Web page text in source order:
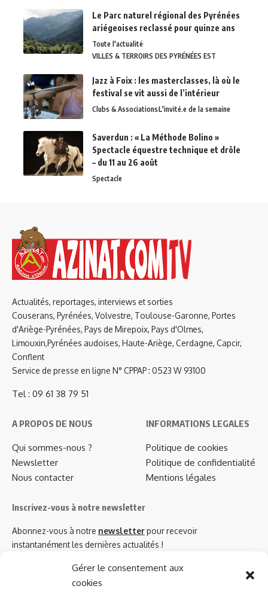
Gérer le consentement aux
cookies
Le Parc naturel régional des Pyrénées
ariégeoises reclassé pour quinze ans
Toute l'actualité
VILLES & TERROIRS DES PYRÉNÉES EST
Jazz à Foix : les masterclasses, là où le
festival se vit aussi de l’intérieur
Clubs & AssociationsL'invité.e de la semaine
Saverdun : « La Méthode Bolino »
Spectacle équestre technique et drôle
– du 11 au 26 août
Spectacle
Actualités, reportages, interviews et sorties
Couserans, Pyrénées, Volvestre, Toulouse-Garonne, Portes
d'Ariège-Pyrénées, Pays de Mirepoix, Pays d'Olmes,
Limouxin,Pyrénées audoises, Haute-Ariège, Cerdagne, Capcir,
Conflent
Service de presse en ligne N° CPPAP : 0523 W 93100
Tel : 09 61 38 79 51
A PROPOS DE NOUS
Qui sommes-nous ?
Newsletter
Nous contacter
INFORMATIONS LEGALES
Politique de cookies
Politique de confidentialité
Mentions légales
Inscrivez-vous à notre newsletter
Abonnez-vous à notre newsletterpour recevoir
instantanément les dernières actualités !
Azinat.com TV soutient